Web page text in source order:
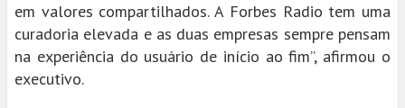
em valores compartilhados. A Forbes Radio tem uma
curadoria elevada e as duas empresas sempre pensam
na experiência do usuário de início ao fim”, afirmou o
executivo.